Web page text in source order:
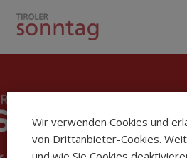
Wir verwenden Cookies und
von Drittanbieter-Cookies.